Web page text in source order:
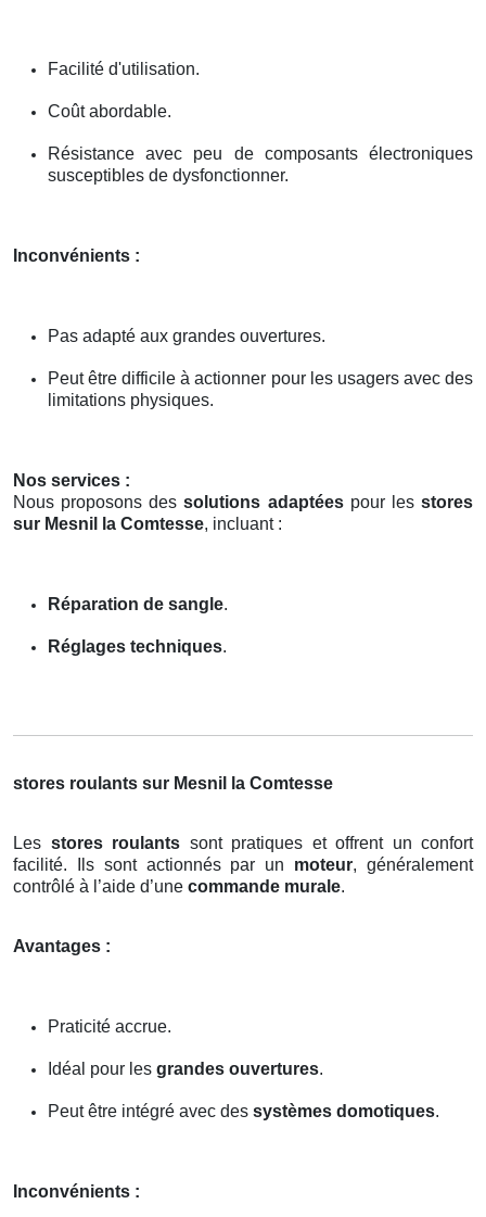
Facilité d'utilisation.
Coût abordable.
Résistance avec peu de composants électroniques
susceptibles de dysfonctionner.
Inconvénients :
Pas adapté aux grandes ouvertures.
Peut être difficile à actionner pour les usagers avec des
limitations physiques.
Nos services :
Nous proposons dessolutions adaptéespour lesstores
sur Mesnil la Comtesse, incluant :
Réparation de sangle.
Réglages techniques.
stores roulants sur Mesnil la Comtesse
Les stores roulants sont pratiques et offrent un confort
facilité. Ils sont actionnés par un moteur, généralement
contrôlé à l’aide d’une commande murale.
Avantages :
Praticité accrue.
Idéal pour les grandes ouvertures.
Peut être intégré avec des systèmes domotiques.
Inconvénients :